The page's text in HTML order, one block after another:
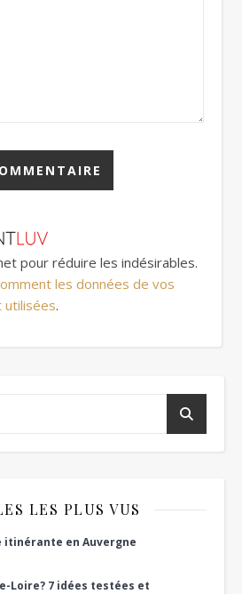
pour réduire les indésirables.
les données de vos
utilisées.
LES PLUS VUS
itinérante en Auvergne
Loire? 7 idées testées et